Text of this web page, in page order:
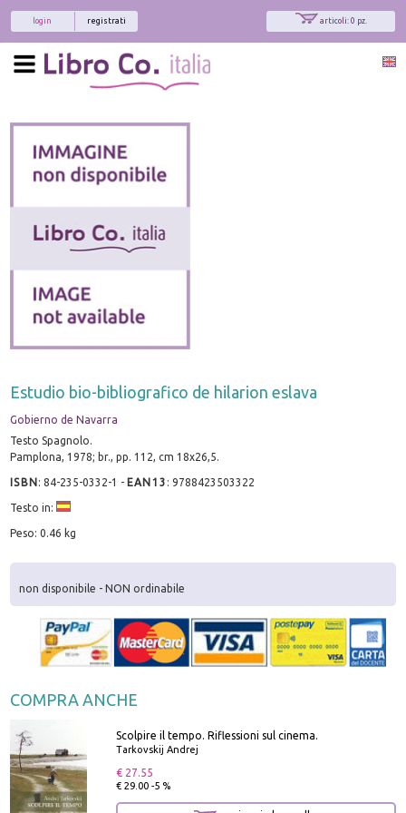
articoli: 0 pz.
registrati
login
Estudio bio-bibliografico de hilarion eslava
Gobierno de Navarra
Testo Spagnolo.
Pamplona, 1978; br., pp. 112, cm 18x26,5.
ISBN:84-235-0332-1 - EAN13 :9788423503322
Testo in:
Peso: 0.46 kg
non disponibile - NON ordinabile
COMPRA ANCHE
Scolpire il tempo. Riflessioni sul cinema.
Tarkovskij Andrej
€ 27.55
€ 29.00 -5 %